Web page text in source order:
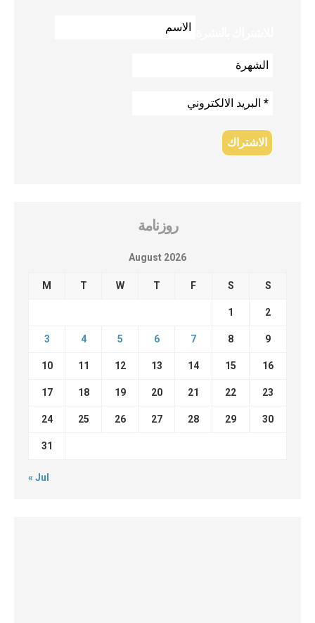
روزنامة
August 2026
M T W T F S S
1 2
3 4 5 6 7 8 9
10 11 12 13 14 15 16
17 18 19 20 21 22 23
24 25 26 27 28 29 30
31
« Jul